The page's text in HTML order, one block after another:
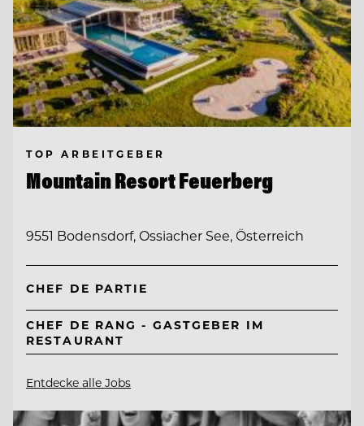
TOP ARBEITGEBER
Mountain Resort Feuerberg
9551 Bodensdorf, Ossiacher See, Österreich
CHEF DE PARTIE
CHEF DE RANG - GASTGEBER IM
RESTAURANT
Entdecke alle Jobs